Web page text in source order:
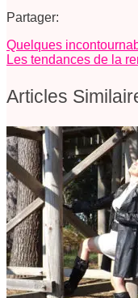
Partager:
Quelques
Les tendances de la
Articles